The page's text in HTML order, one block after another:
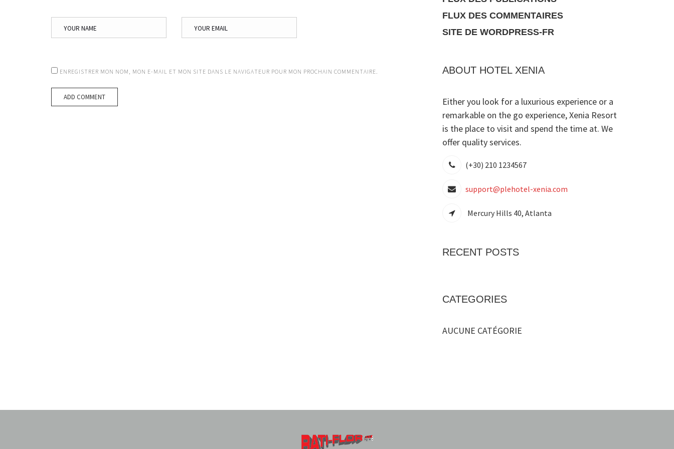
ENREGISTRER MON NOM, MON E-MAIL ET MON SITE DANS LE NAVIGATEUR POUR MON PROCHAIN COMMENTAIRE.
FLUX DES COMMENTAIRES
SITE DE WORDPRESS-FR
ABOUT HOTEL XENIA
Either you look for a luxurious experience or a
remarkable on the go experience, Xenia Resort
is the place to visit and spend the time at. We
offer quality services.
(+30) 210 1234567
support@plehotel-xenia.com
Mercury Hills 40, Atlanta
RECENT POSTS
CATEGORIES
AUCUNE CATÉGORIE